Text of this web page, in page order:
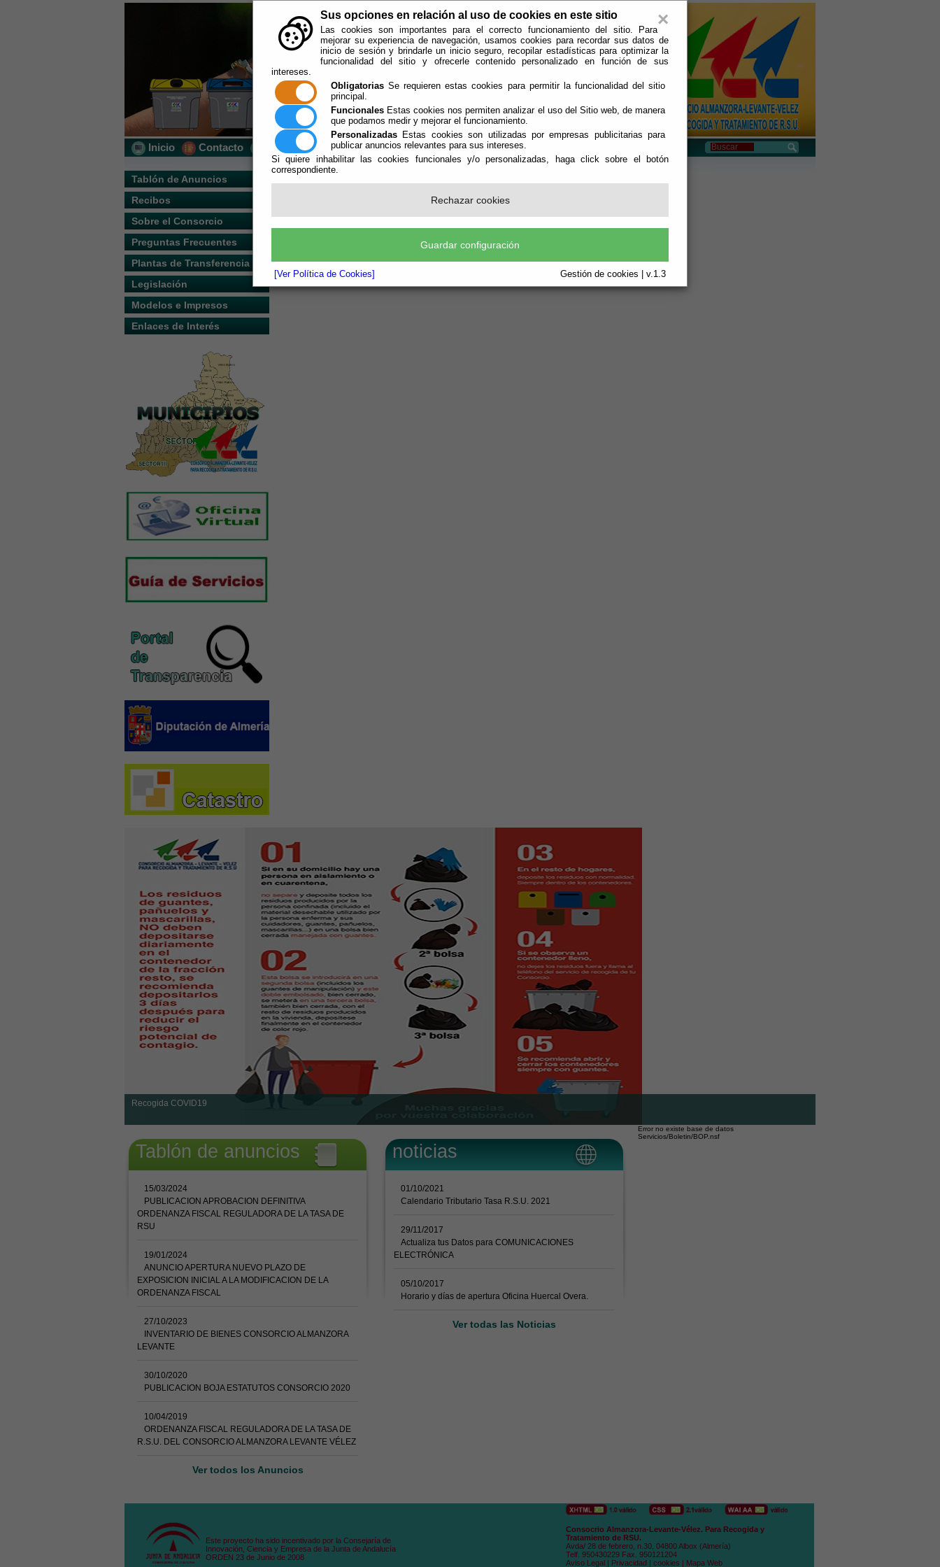
×
Sus opciones en relación al uso de cookies en este sitio
Las cookies son importantes para el correcto funcionamiento del sitio. Para
mejorar su experiencia de navegación, usamos cookies para recordar sus datos de
inicio de sesión y brindarle un inicio seguro, recopilar estadísticas para optimizar la
funcionalidad del sitio y ofrecerle contenido personalizado en función de sus
intereses.
Obligatorias Se requieren estas cookies para permitir la funcionalidad del sitio
principal.
Funcionales Estas cookies nos permiten analizar el uso del Sitio web, de manera
que podamos medir y mejorar el funcionamiento.
Personalizadas Estas cookies son utilizadas por empresas publicitarias para
publicar anuncios relevantes para sus intereses.
Si quiere inhabilitar las cookies funcionales y/o personalizadas, haga click sobre el botón
correspondiente.
Rechazar cookies
Guardar configuración
[Ver Política de Cookies] Gestión de cookies | v.1.3
Inicio Contacto Localización Quién Somos
Tablón de Anuncios
Recibos
Sobre el Consorcio
Preguntas Frecuentes
Plantas de Transferencia
Legislación
Modelos e Impresos
Enlaces de Interés
Recogida COVID19
Tablón de anuncios
15/03/2024
PUBLICACION APROBACION DEFINITIVA
ORDENANZA FISCAL REGULADORA DE LA TASA DE
RSU
19/01/2024
ANUNCIO APERTURA NUEVO PLAZO DE
EXPOSICION INICIAL A LA MODIFICACION DE LA
ORDENANZA FISCAL
27/10/2023
INVENTARIO DE BIENES CONSORCIO ALMANZORA
LEVANTE
30/10/2020
PUBLICACION BOJA ESTATUTOS CONSORCIO 2020
10/04/2019
ORDENANZA FISCAL REGULADORA DE LA TASA DE
R.S.U. DEL CONSORCIO ALMANZORA LEVANTE VÉLEZ
Ver todos los Anuncios
noticias
01/10/2021
Calendario Tributario Tasa R.S.U. 2021
29/11/2017
Actualiza tus Datos para COMUNICACIONES
ELECTRÓNICA
05/10/2017
Horario y días de apertura Oficina Huercal Overa.
Ver todas las Noticias
Error no existe base de datos
Servicios/Boletin/BOP.nsf
Este proyecto ha sido incentivado por la Consejaría de
Innovación, Ciencia y Empresa de la Junta de Andalucía
ORDEN 23 de Junio de 2008
Consocrio Almanzora-Levante-Vélez. Para Recogida y
Tratamiento de RSU.
Avda/ 28 de febrero, n.30, 04800 Albox (Almería)
Telf. 950430229 Fax. 950121204
Aviso Legal | Privacidad | cookies | Mapa Web